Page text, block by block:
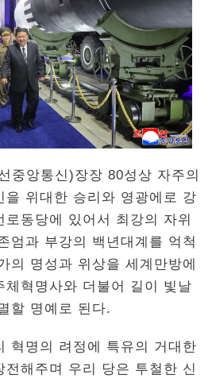
중앙통신)장장 80성상 자주의
을 위대한 승리와 영광에로 강
동당에 있어서 최강의 자위
엄과 부강의 백년대계를 억척
의 명성과 위상을 세계만방에
체혁명사와 더불어 길이 빛날
할 명예로 된다.
혁명의 려정에 특유의 거대한
전해주며 우리 당은 투철한 신